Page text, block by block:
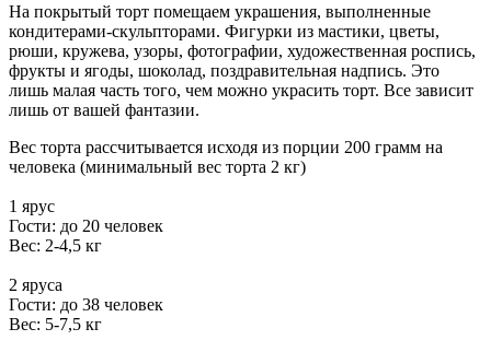
На покрытый торт помещаем украшения, выполненные
кондитерами-скульпторами. Фигурки из мастики, цветы,
рюши, кружева, узоры, фотографии, художественная роспись,
фрукты и ягоды, шоколад, поздравительная надпись. Это
лишь малая часть того, чем можно украсить торт. Все зависит
лишь от вашей фантазии.
Вес торта рассчитывается исходя из порции 200 грамм на
человека (минимальный вес торта 2 кг)
1 ярус
Гости: до 20 человек
Вес: 2-4,5 кг
2 яруса
Гости: до 38 человек
Вес: 5-7,5 кг